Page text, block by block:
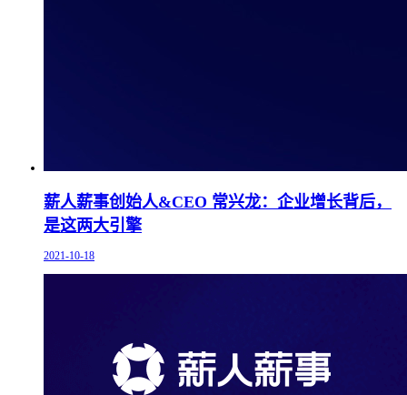
薪人薪事创始人&CEO 常兴龙：企业增长背后，
是这两大引擎
2021-10-18